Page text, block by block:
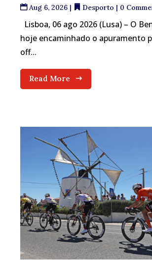
Aug 6, 2026 | Desporto | 0
Lisboa, 06 ago 2026 (Lusa) – O
hoje encaminhado o apuramento
off...
Read More